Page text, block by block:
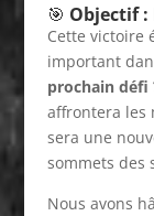
🎯 Objectif :
Cette victoire
important
prochain défi
affrontera les
sera une
sommets des
Nous avons